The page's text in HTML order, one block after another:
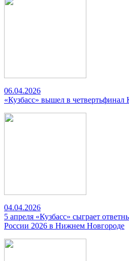
06.04.2026
«Кузбасс» вышел в четвертьфинал
04.04.2026
5 апреля «Кузбасс» сыграет
России 2026 в Нижнем Новгороде